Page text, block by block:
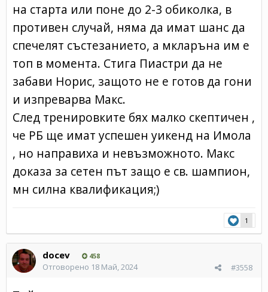
на старта или поне до 2-3 обиколка, в
противен случай, няма да имат шанс да
спечелят състезанието, а мкларъна им е
топ в момента. Стига Пиастри да не
забави Норис, защото не е готов да гони
и изпреварва Макс.
След тренировките бях малко скептичен ,
че РБ ще имат успешен уикенд на Имола
, но направиха и невъзможното. Макс
доказа за сетен път защо е св. шампион,
мн силна квалификация;)
1
docev 458
#3558
Отговорено 18 Май, 2024